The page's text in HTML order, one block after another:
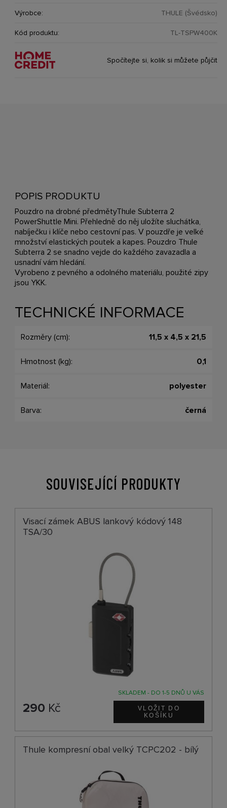
Výrobce: THULE (Švédsko)
Kód produktu: TL-TSPW400K
Spočítejte si, kolik si můžete půjčit
POPIS PRODUKTU
Pouzdro na drobné předmětyThule Subterra 2
PowerShuttle Mini. Přehledně do něj uložíte sluchátka,
nabíječku i klíče nebo cestovní pas. V pouzdře je velké
množství elastických poutek a kapes. Pouzdro Thule
Subterra 2 se snadno vejde do každého zavazadla a
usnadní vám hledání.
Vyrobeno z pevného a odolného materiálu, použité zipy
jsou YKK.
TECHNICKÉ INFORMACE
Rozměry (cm): 11,5 x 4,5 x 21,5
Hmotnost (kg): 0,1
Materiál: polyester
Barva: černá
SOUVISEJÍCÍ PRODUKTY
Visací zámek ABUS lankový kódový 148
TSA/30
SKLADEM - DO 1-5 DNŮ U VÁS
290 Kč
Thule kompresní obal velký TCPC202 - bílý